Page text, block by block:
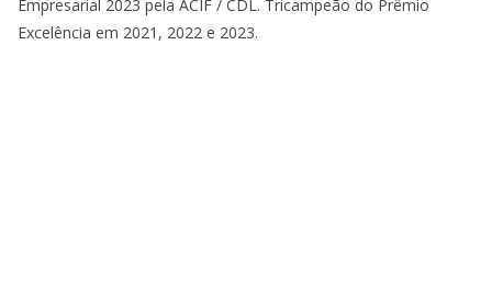
Empresarial 2023 pela ACIF / CDL. Tricampeão do Prêmio
Excelência em 2021, 2022 e 2023.